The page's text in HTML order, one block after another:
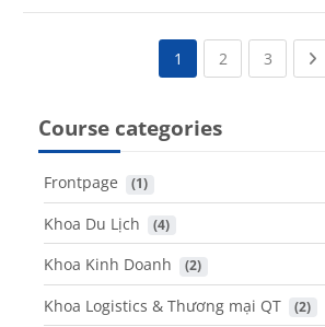
1 2(current)
3(current)
Course categories
Frontpage (1)
Khoa Du Lịch (4)
Khoa Kinh Doanh (2)
Khoa Logistics & Thương mại QT (2)